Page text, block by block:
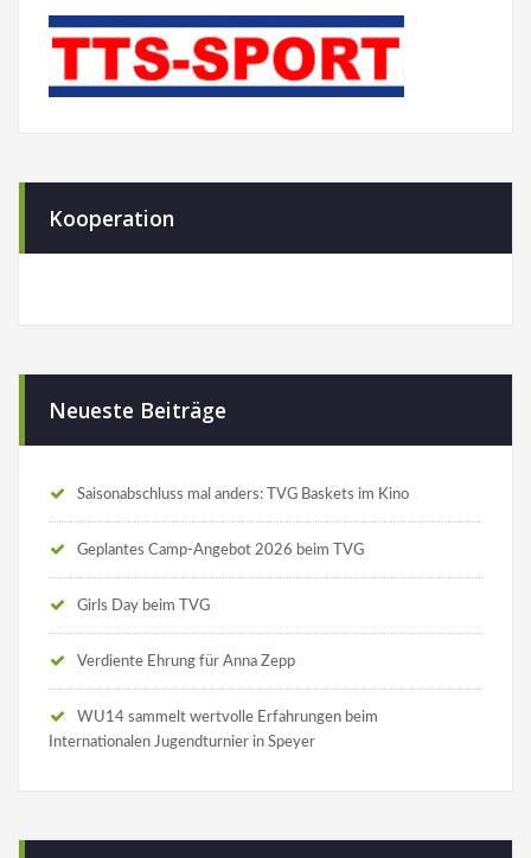
Kooperation
Neueste Beiträge
Saisonabschluss mal anders: TVG Baskets im Kino
Geplantes Camp-Angebot 2026 beim TVG
Girls Day beim TVG
Verdiente Ehrung für Anna Zepp
WU14 sammelt wertvolle Erfahrungen beim
Internationalen Jugendturnier in Speyer